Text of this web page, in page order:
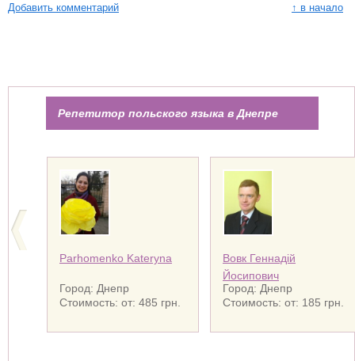
Добавить комментарий ↑ в начало
Репетитор польского языка в Днепре
Parhomenko Kateryna
Город: Днепр
Стоимость: от: 485 грн.
Вовк Геннадій
Йосипович
Город: Днепр
Стоимость: от: 185 грн.